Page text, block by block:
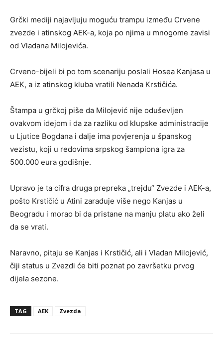
Grčki mediji najavljuju moguću trampu između Crvene
zvezde i atinskog AEK-a, koja po njima u mnogome zavisi
od Vladana Milojevića.
Crveno-bijeli bi po tom scenariju poslali Hosea Kanjasa u
AEK, a iz atinskog kluba vratili Nenada Krstičića.
Štampa u grčkoj piše da Milojević nije oduševljen
ovakvom idejom i da za razliku od klupske administracije
u Ljutice Bogdana i dalje ima povjerenja u španskog
vezistu, koji u redovima srpskog šampiona igra za
500.000 eura godišnje.
Upravo je ta cifra druga prepreka „trejdu“ Zvezde i AEK-a,
pošto Krstičić u Atini zarađuje više nego Kanjas u
Beogradu i morao bi da pristane na manju platu ako želi
da se vrati.
Naravno, pitaju se Kanjas i Krstičić, ali i Vladan Milojević,
čiji status u Zvezdi će biti poznat po završetku prvog
dijela sezone.
TAG AEK Zvezda